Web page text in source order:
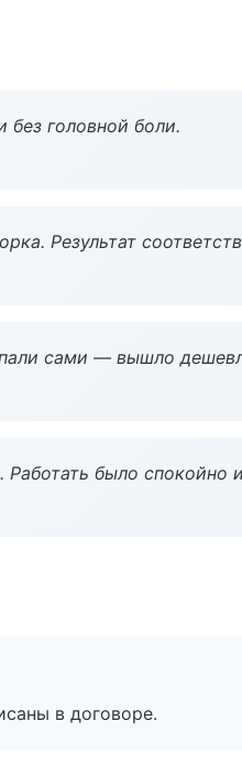
без головной боли.
Результат
сами — вышло
было спокойно
в договоре.